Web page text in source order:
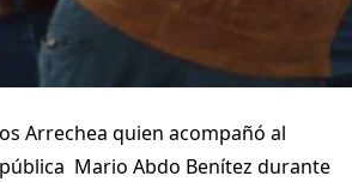
Arrechea quien acompañó al
Mario Abdo Benítez durante